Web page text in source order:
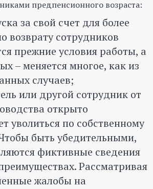
предпенсионного возраста:
за свой счет для более
возврату сотрудников
прежние условия работы, а
– меняется многое, как из
случаев;
или другой сотрудник от
открыто
уволиться по собственному
быть убедительными,
фиктивные сведения
Рассматривая
жалобы на